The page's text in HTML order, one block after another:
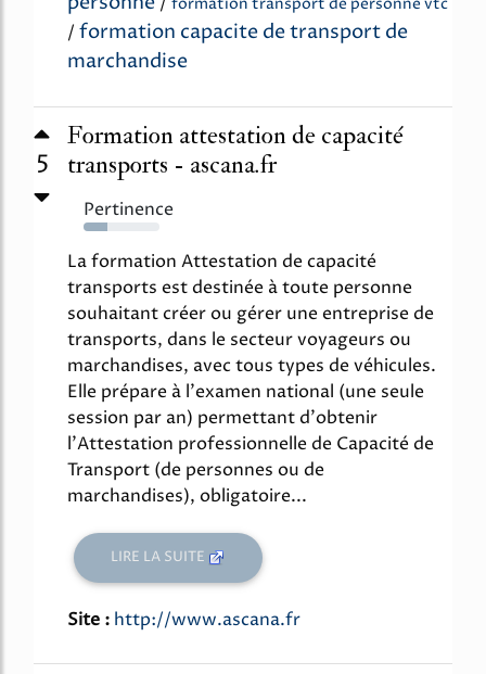
/ formation capacite de transport de
marchandise
5
Formation attestation de capacité
transports - ascana.fr
Pertinence
31%
La formation Attestation de capacité
transports est destinée à toute personne
souhaitant créer ou gérer une entreprise de
transports, dans le secteur voyageurs ou
marchandises, avec tous types de véhicules.
Elle prépare à l'examen national (une seule
session par an) permettant d'obtenir
l'Attestation professionnelle de Capacité de
Transport (de personnes ou de
marchandises), obligatoire...
LIRE LA SUITE
Site : http://www.ascana.fr